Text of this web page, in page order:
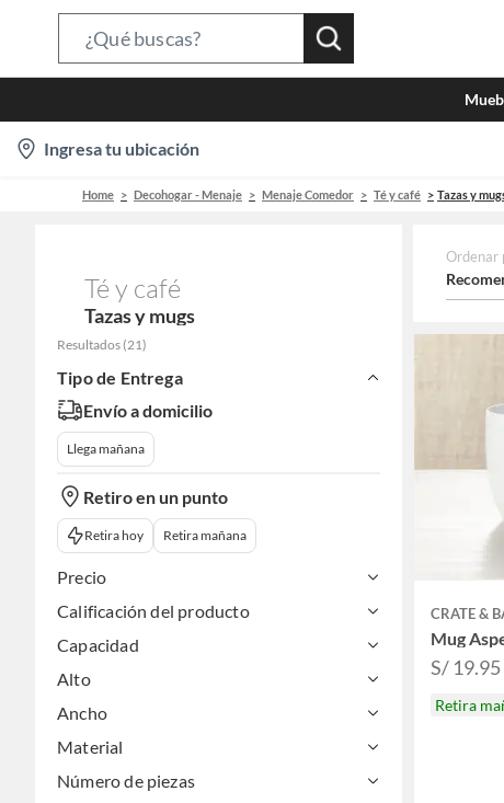
Bar
location-
icon
Ingresa tu ubicación
Home Decohogar - Menaje Menaje Comedor Té y café Tazas y
Té y café
Tazas y mugs
Resultados (21)
Tipo de Entrega
Envío a domicilio
Llega mañana
Retiro en un punto
Retira hoy Retira mañana
Precio
Calificación del producto
Capacidad
Alto
Ancho
Material
Número de piezas
Ordenar
CRATE &
Mug
S/ 19.95
Retira